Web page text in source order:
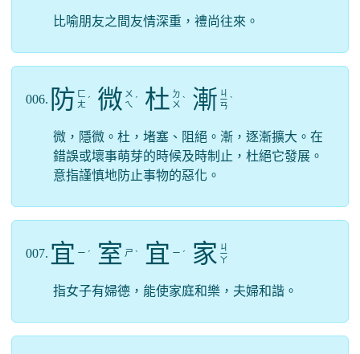
比喻朋友之間友情深重，禮尚往來。
006. 防 ㄈ
ㄤ ˊ 微 ㄨ
ㄟ ˊ 杜 ㄉ
ㄨ ˋ 漸 ㄐ
ㄧ
ㄢ
ˋ
微，隱微。杜，堵塞、阻絕。漸，逐漸擴大。在
錯誤或壞事萌芽的時候及時制止，杜絕它發展。
意指謹慎地防止事物的惡化。
007. 宜 ㄧ ˊ 室 ㄕ ˋ 宜 ㄧ ˊ 家 ㄐ
ㄧ
ㄚ
指女子有婦德，能使家庭和樂，夫婦和諧。